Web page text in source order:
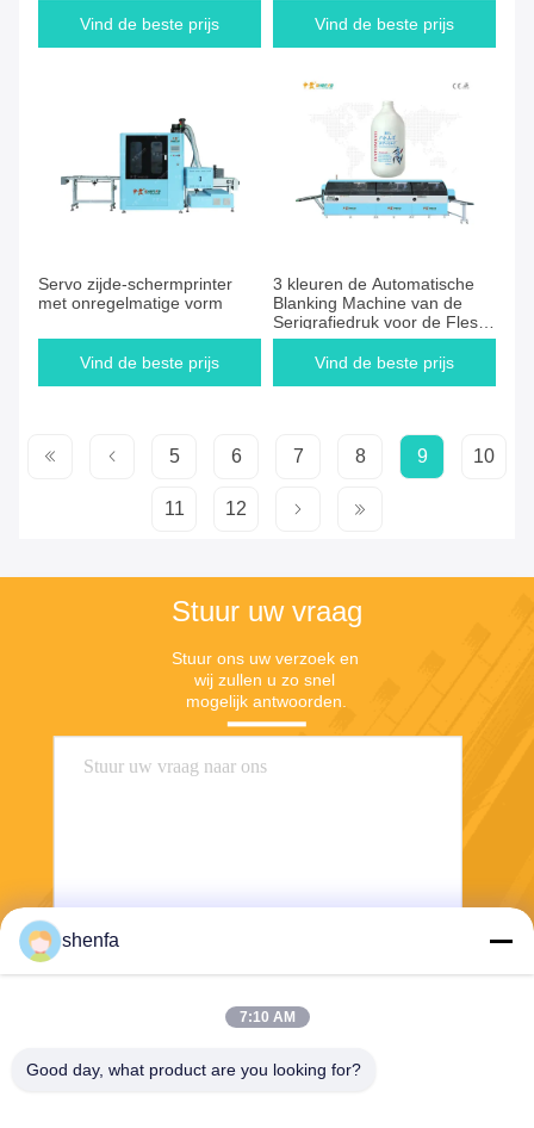
Vind de beste prijs Vind de beste prijs
Servo zijde-schermprinter
met onregelmatige vorm
Vind de beste prijs
3 kleuren de Automatische
Blanking Machine van de
Serigrafiedruk voor de Fles
van de Shampoolotion
Vind de beste prijs
5 6 7 8 9 10
11 12
Stuur uw vraag
Stuur ons uw verzoek en
wij zullen u zo snel
mogelijk antwoorden.
Stuur
shenfa
7:10 AM
Good day, what product are you looking for?